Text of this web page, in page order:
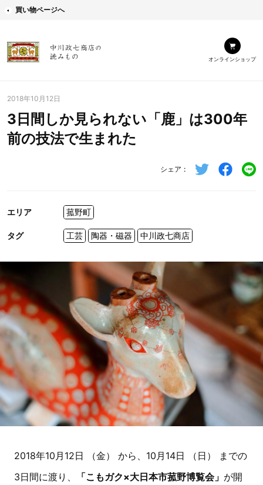
買い物ページへ
オンラインショップ
2018年10月12日
3日間しか見られない「鹿」は300年
前の技法で生まれた
シェア
エリア 菰野町
タグ 工芸 陶器・磁器 中川政七商店
2018年10月12日 （金） から、10月14日 （日） までの
3日間に渡り、
「こもガク×大日本市菰野博覧会」 が開